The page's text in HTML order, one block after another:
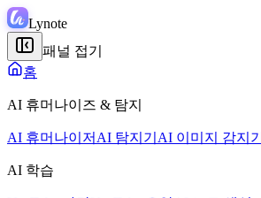
Lynote
패널 접기
홈
AI 휴머나이즈 & 탐지
AI 휴머나이저 AI 탐지기 AI 이미지 감지기
AI 학습